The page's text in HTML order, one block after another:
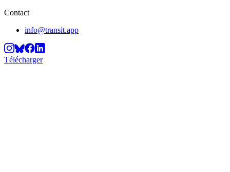
Contact
info@transit.app
Télécharger